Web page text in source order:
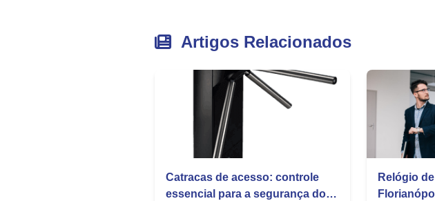
Artigos Relacionados
Catracas de acesso: controle
essencial para a segurança do
Relógio